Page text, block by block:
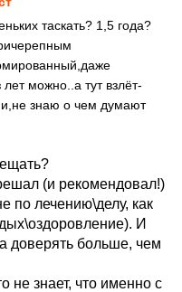
таскать? 1,5 года?
можно..а тут взлёт-
знаю о чем думают
(и рекомендовал!)
по лечению\делу, как
И
доверять больше, чем
не знает, что именно с